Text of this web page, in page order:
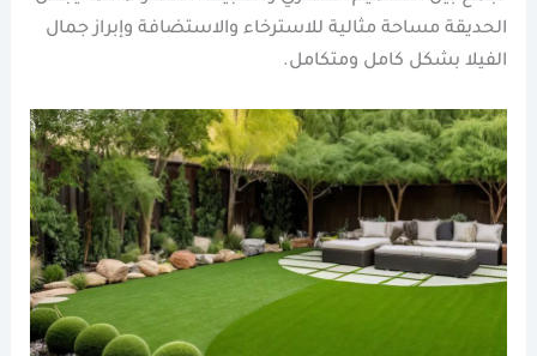
الحديقة مساحة مثالية للاسترخاء والاستضافة وإبراز جمال
الفيلا بشكل كامل ومتكامل.